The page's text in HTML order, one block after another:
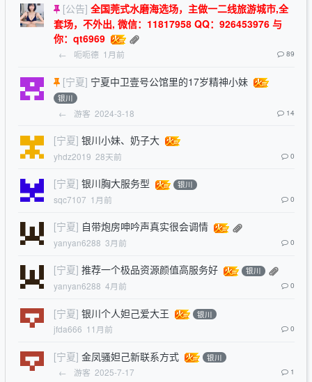
[公告] 全国莞式水磨海选场，主做一二线旅游城市,全
套场，不外出, 微信：11817958 QQ：926453976 与
你：qt6969
← 呃呃德 1月前 89
[宁夏] 宁夏中卫壹号公馆里的17岁精神小妹
银川
← 游客 2024-3-18 14
[宁夏] 银川小妹、奶子大
yhdz2019 28天前 0
[宁夏] 银川胸大服务型 银川
sqc7107 1月前 0
[宁夏] 自带炮房呻吟声真实很会调情
yanyan6288 3月前 0
[宁夏] 推荐一个极品资源颜值高服务好 银川
yanyan6288 4月前 0
[宁夏] 银川个人妲己爱大王 银川
jfda666 11月前 0
[宁夏] 金凤骚妲己新联系方式 银川
← 游客 2025-7-17 1